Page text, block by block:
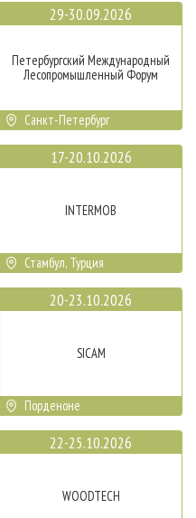
29-30.09.2026
Петербургский Международный
Лесопромышленный Форум
Санкт-Петербург
17-20.10.2026
INTERMOB
Стамбул, Турция
20-23.10.2026
SICAM
Порденоне
22-25.10.2026
WOODTECH